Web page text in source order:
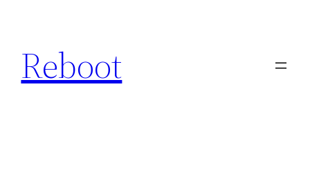
innhold
Reboot